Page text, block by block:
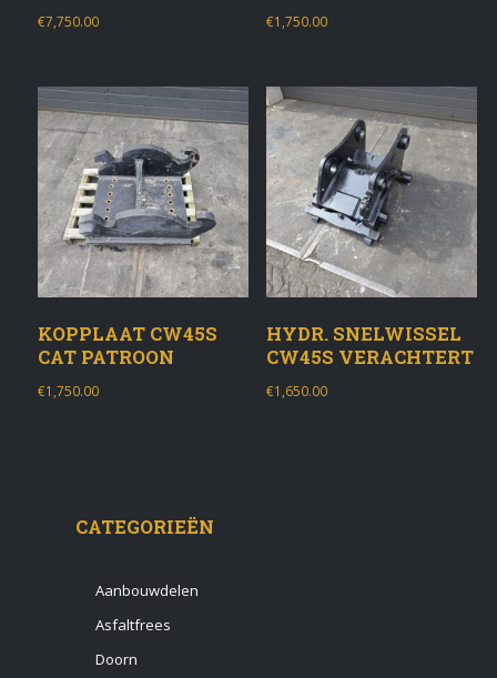
€7,750.00 €1,750.00
KOPPLAAT CW45S
CAT PATROON
€1,750.00
HYDR. SNELWISSEL
CW45S VERACHTERT
€1,650.00
CATEGORIEËN
Aanbouwdelen
Asfaltfrees
Doorn